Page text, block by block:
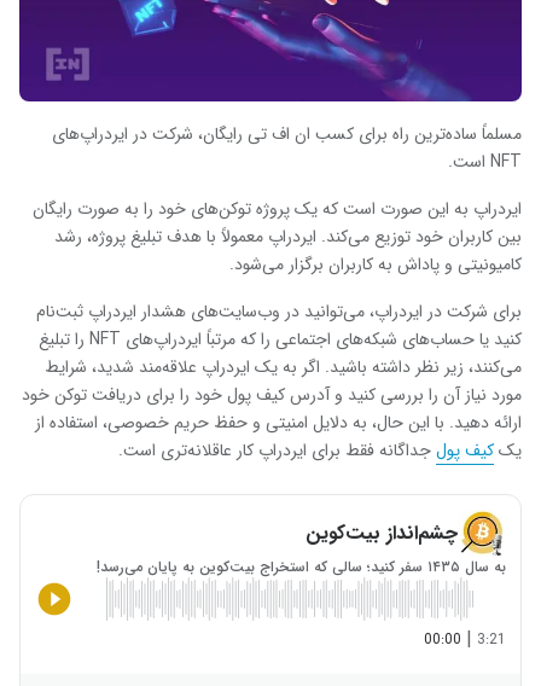
مسلماً ساده‌ترین راه برای کسب ان اف تی رایگان، شرکت در ایردراپ‌های
NFT است.
ایردراپ به این صورت است که یک پروژه توکن‌های خود را به صورت رایگان
بین کاربران خود توزیع می‌کند. ایردراپ معمولاً با هدف تبلیغ پروژه، رشد
کامیونیتی و پاداش به کاربران برگزار می‌شود.
برای شرکت در ایردراپ، می‌توانید در وب‌سایت‌های هشدار ایردراپ ثبت‌نام
کنید یا حساب‌های شبکه‌های اجتماعی را که مرتباً ایردراپ‌های NFT را تبلیغ
می‌کنند، زیر نظر داشته باشید. اگر به یک ایردراپ علاقه‌مند شدید، شرایط
مورد نیاز آن را بررسی کنید و آدرس کیف پول خود را برای دریافت توکن خود
ارائه دهید. با این حال، به دلایل امنیتی و حفظ حریم خصوصی، استفاده از
یککیف پولجداگانه فقط برای ایردراپ کار عاقلانه‌تری است.
چشم‌انداز بیت‌کوین
به سال ۱۴۳۵ سفر کنید؛ سالی که استخراج بیت‌کوین به پایان می‌رسد!
3:21
|
00:00